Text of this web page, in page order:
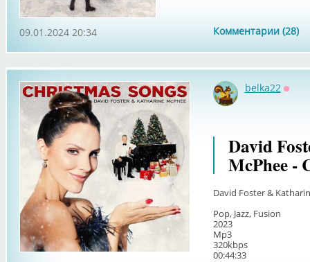
Комментарии (28)
09.01.2024 20:34
belka22
David
McPhee -
David Foster &
Pop, Jazz, Fusion
2023
Mp3
320kbps
00:44:33